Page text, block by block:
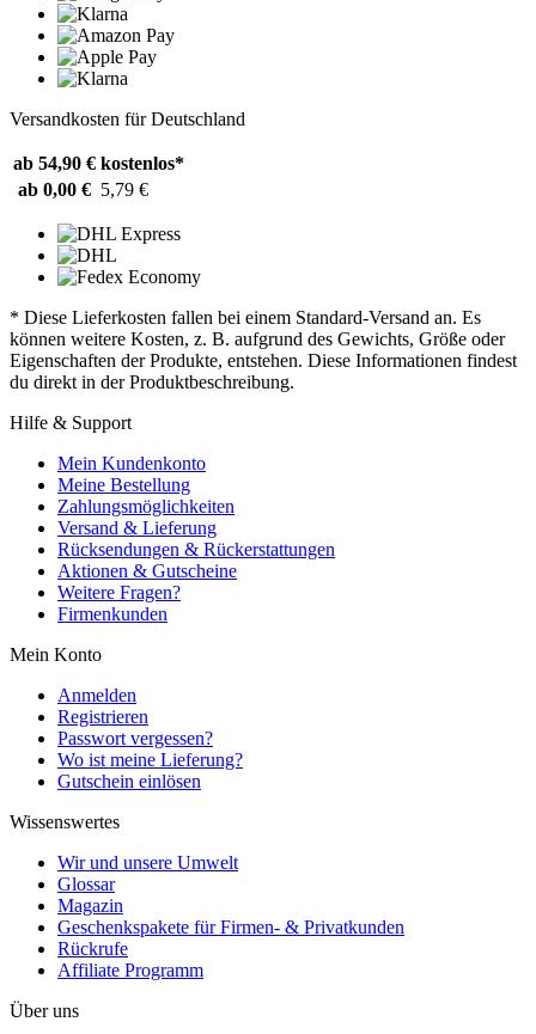
Versandkosten für Deutschland
ab 54,90 € kostenlos*
ab 0,00 € 5,79 €
* Diese Lieferkosten fallen bei einem Standard-Versand an. Es
können weitere Kosten, z. B. aufgrund des Gewichts, Größe oder
Eigenschaften der Produkte, entstehen. Diese Informationen findest
du direkt in der Produktbeschreibung.
Hilfe & Support
Mein Kundenkonto
Meine Bestellung
Zahlungsmöglichkeiten
Versand & Lieferung
Rücksendungen & Rückerstattungen
Aktionen & Gutscheine
Weitere Fragen?
Firmenkunden
Mein Konto
Anmelden
Registrieren
Passwort vergessen?
Wo ist meine Lieferung?
Gutschein einlösen
Wissenswertes
Wir und unsere Umwelt
Glossar
Magazin
Geschenkspakete für Firmen- & Privatkunden
Rückrufe
Affiliate Programm
Über uns